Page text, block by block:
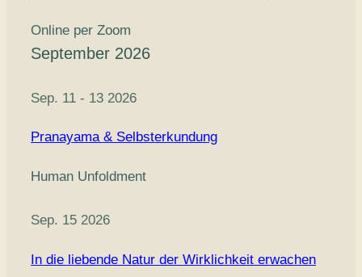
Online per Zoom
September 2026
Sep. 11 - 13 2026
Pranayama & Selbsterkundung
Human Unfoldment
Sep. 15 2026
In die liebende Natur der Wirklichkeit erwachen